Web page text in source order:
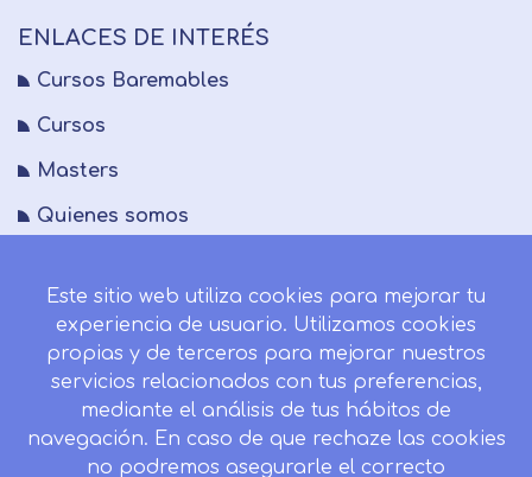
ENLACES DE INTERÉS
Cursos Baremables
Cursos
Masters
Quienes somos
Blog
Mapa del sitio
Desistir contrato aquí
Este sitio web utiliza cookies para mejorar tu
experiencia de usuario. Utilizamos cookies
propias y de terceros para mejorar nuestros
servicios relacionados con tus preferencias,
mediante el análisis de tus hábitos de
navegación. En caso de que rechaze las cookies
no podremos asegurarle el correcto